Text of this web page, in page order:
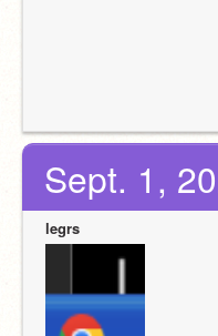
Sept. 1,
legrs